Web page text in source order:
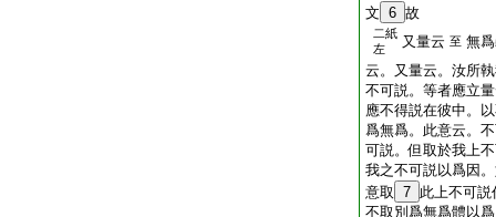
文 6 故
二紙
左
又量云 至 無
云。又量云。汝所
不可説。等者應立
應不得説在彼中。
爲無爲。此意云。
可説。但取於我上
我之不可説以爲因
意取 7 此上不可
不取別爲無爲體以